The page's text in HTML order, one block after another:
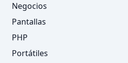
Negocios
Pantallas
PHP
Portátiles